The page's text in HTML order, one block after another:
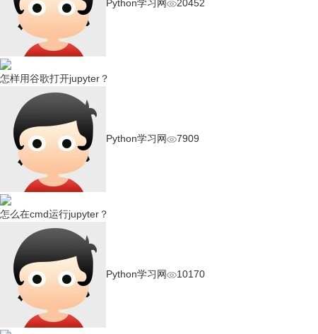
Python学习网 20452
怎样用谷歌打开jupyter？
Python学习网 7909
怎么在cmd运行jupyter？
Python学习网 10170